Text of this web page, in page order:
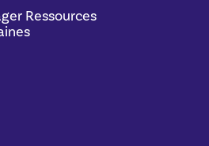
Ressources